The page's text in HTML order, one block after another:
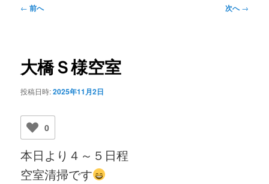
投
ゲ
ー
ョ
← 前へ 次へ→
大橋Ｓ様空室
投稿日時:2025年11月2日
0
本日より４～５日程
空室清掃です